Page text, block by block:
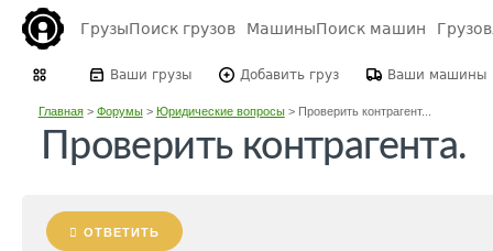
ГрузыПоиск грузов МашиныПоиск машин
Ваши грузы Добавить груз Ваши машины
Главная> Форумы> Юридические вопросы> Проверить контрагент...
Проверить контрагента.
ОТВЕТИТЬ